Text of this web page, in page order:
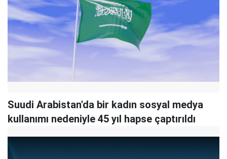
Suudi Arabistan'da bir kadın sosyal medya
kullanımı nedeniyle 45 yıl hapse çaptırıldı